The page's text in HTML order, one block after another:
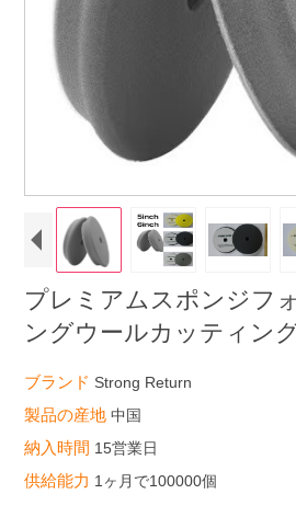
プレミアムスポンジフ
ングウールカッティン
ブランド Strong Return
製品の産地中国
納入時間 15営業日
供給能力 1ヶ月で100000個